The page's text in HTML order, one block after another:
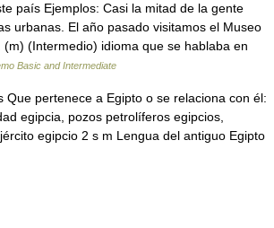
país Ejemplos: Casi la mitad de la gente
urbanas. El año pasado visitamos el Museo
(m) (Intermedio) idioma que se hablaba en
Basic and Intermediate
pertenece a Egipto o se relaciona con él:
egipcia, pozos petrolíferos egipcios,
egipcio 2 s m Lengua del antiguo Egipto